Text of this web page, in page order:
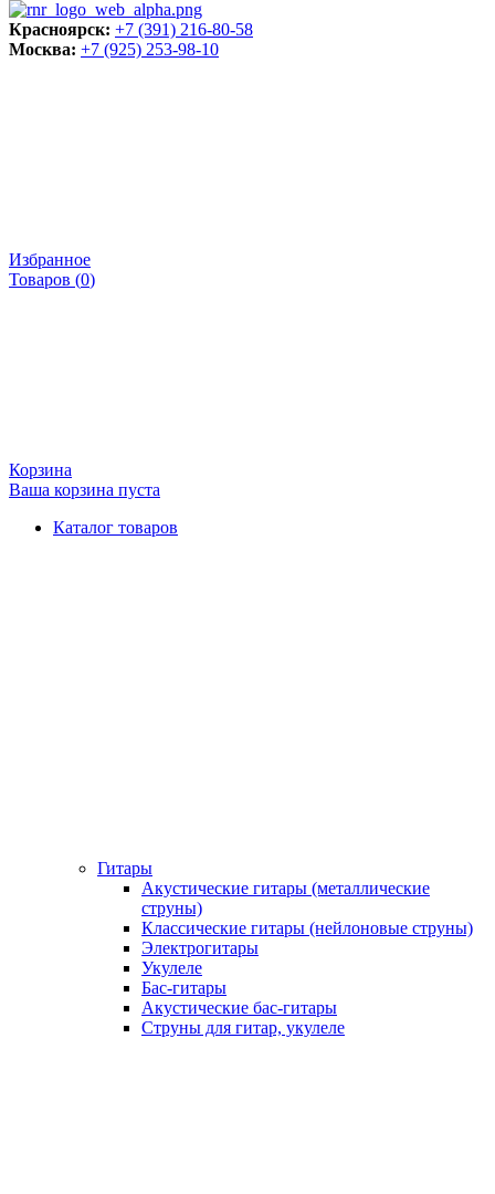
Красноярск: +7 (391) 216-80-58
Москва: +7 (925) 253-98-10
Избранное
Товаров (0)
Корзина
Ваша корзина пуста
Каталог товаров
Гитары
Акустические гитары (металлические
струны)
Классические гитары (нейлоновые струны)
Электрогитары
Укулеле
Бас-гитары
Акустические бас-гитары
Струны для гитар, укулеле